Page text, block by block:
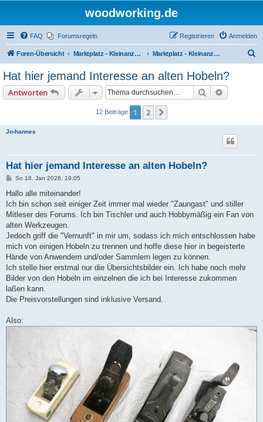
woodworking.de
FAQ Forumsregeln Anmelden
Registrieren
Foren-Übersicht Marktplatz - Kleinanzeigen auf Woodworking.de Marktplatz - Kleinanzeigen
Hat hier jemand Interesse an alten Hobeln?
Antworten Suche
12 Beiträge 1 2
Jo-hannes
Hat hier jemand Interesse an alten Hobeln?
B
i
r
a
So 18. Jan 2026, 19:05
Hallo alle miteinander!
Ich bin schon seit einiger Zeit immer mal wieder "Zaungast" und stiller
Mitleser des Forums. Ich bin Tischler und auch Hobbymäßig ein Fan von
alten Werkzeugen.
Jedoch griff die "Vernunft" in mir um, sodass ich mich entschlossen habe
mich von einigen Hobeln zu trennen und hoffe diese hier in begeisterte
Hände von Anwendern und/oder Sammlern legen zu können.
Ich stelle hier erstmal nur die Übersichtsbilder ein. Ich habe noch mehr
Bilder von den Hobeln im einzelnen die ich bei Interesse zukommen
laßen kann.
Die Preisvorstellungen sind inklusive Versand.
Also: